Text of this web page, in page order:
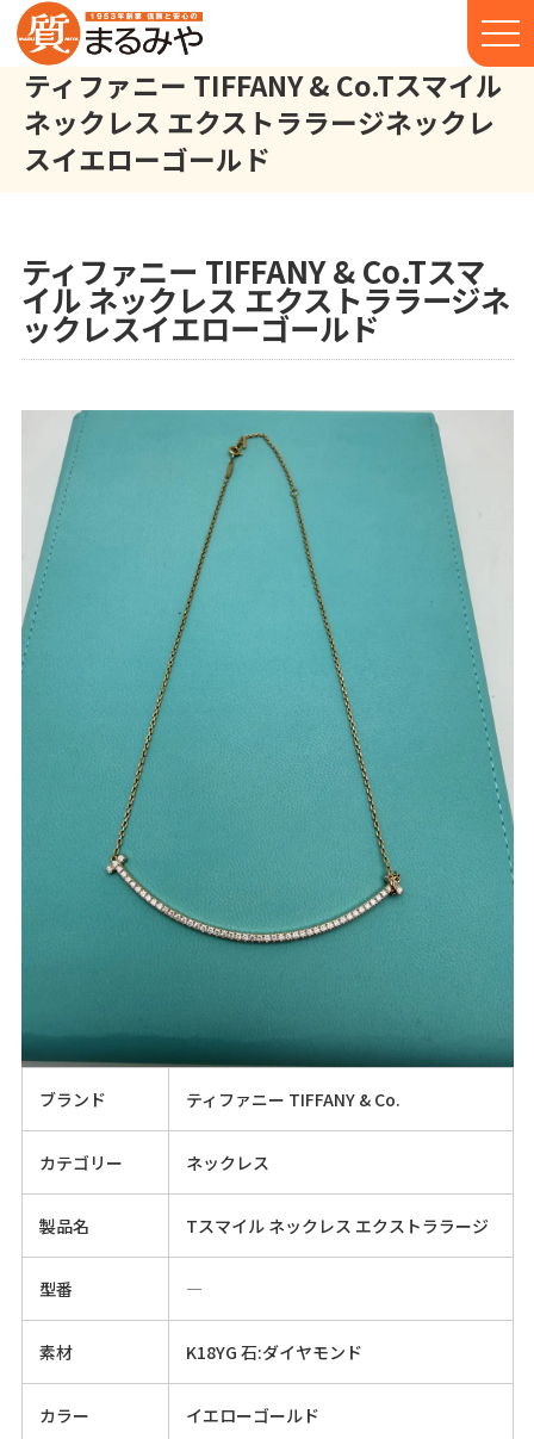
ティファニー TIFFANY & Co.Tスマイル
ネックレス エクストララージネックレ
スイエローゴールド
ティファニー TIFFANY & Co.Tスマ
イル ネックレス エクストララージネ
ックレスイエローゴールド
ブランド ティファニー TIFFANY & Co.
カテゴリー ネックレス
製品名 Tスマイル ネックレス エクストララージ
型番 ―
素材 K18YG 石:ダイヤモンド
カラー イエローゴールド